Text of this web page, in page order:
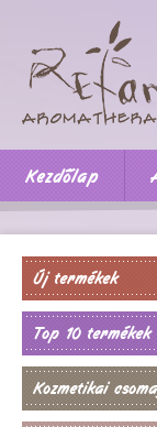
Kezdőlap
Új termékek
Top 10 termékek
Kozmetikai